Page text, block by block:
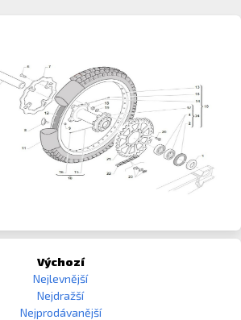
Výchozí
Nejlevnější
Nejdražší
Nejprodávanější